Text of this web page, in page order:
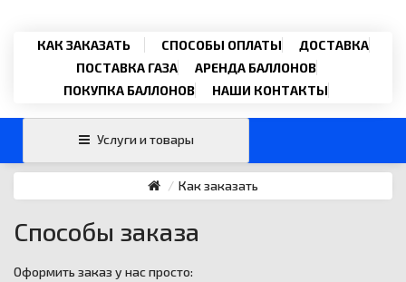
КАК ЗАКАЗАТЬ СПОСОБЫ ОПЛАТЫ
ДОСТАВКА
ПОСТАВКА ГАЗА
АРЕНДА БАЛЛОНОВ
ПОКУПКА БАЛЛОНОВ
НАШИ КОНТАКТЫ
Услуги и товары
Как заказать
Способы заказа
Оформить заказ у нас просто:
+7 985 999-40-01
svartehgazru@yandex.ru ›